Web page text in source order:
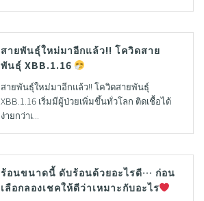
สายพันธุ์ใหม่มาอีกแล้ว!! โควิดสาย
พันธุ์ XBB.1.16
สายพันธุ์ใหม่มาอีกแล้ว!! โควิดสายพันธุ์
XBB.1.16 เริ่มมีผู้ป่วยเพิ่มขึ้นทั่วโลก ติดเชื้อได้
ง่ายกว่าเ...
ร้อนขนาดนี้ ดับร้อนด้วยอะไรดี… ก่อน
เลือกลองเชคให้ดีว่าเหมาะกับอะไร